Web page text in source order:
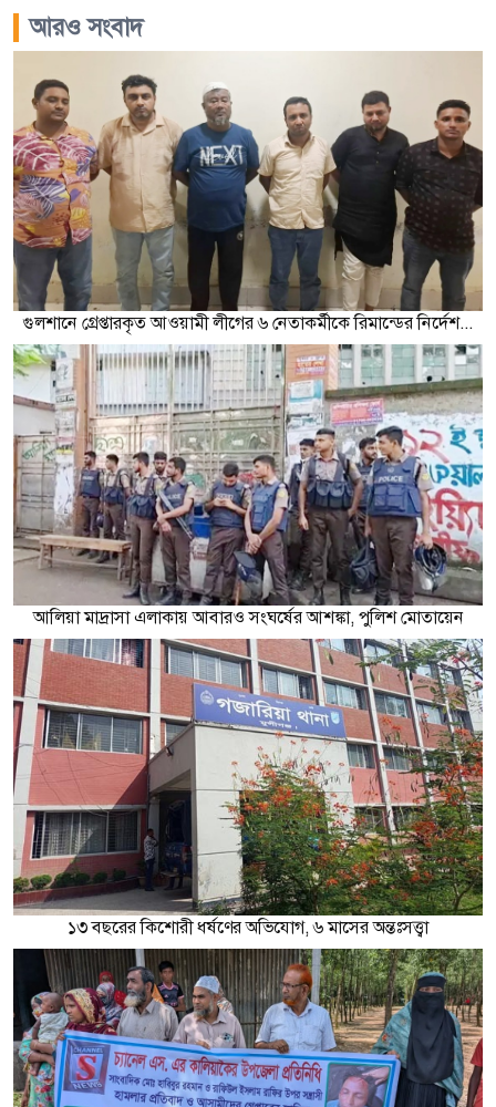
আরও সংবাদ
গুলশানে গ্রেপ্তারকৃত আওয়ামী লীগের ৬ নেতাকর্মীকে রিমান্ডের নির্দেশ...
আলিয়া মাদ্রাসা এলাকায় আবারও সংঘর্ষের আশঙ্কা, পুলিশ মোতায়েন
১৩ বছরের কিশোরী ধর্ষণের অভিযোগ, ৬ মাসের অন্তঃসত্ত্বা